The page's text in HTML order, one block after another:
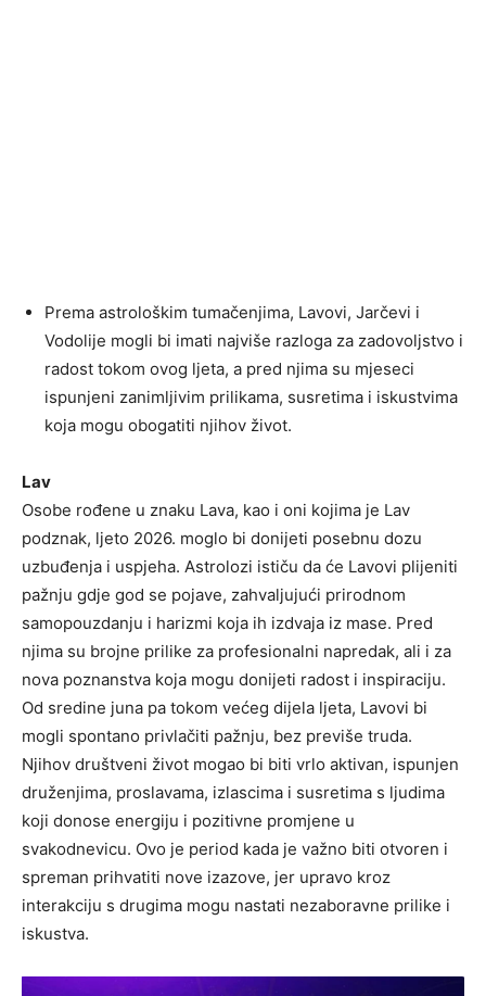
Prema astrološkim tumačenjima, Lavovi, Jarčevi i
Vodolije mogli bi imati najviše razloga za zadovoljstvo i
radost tokom ovog ljeta, a pred njima su mjeseci
ispunjeni zanimljivim prilikama, susretima i iskustvima
koja mogu obogatiti njihov život.
Lav
Osobe rođene u znaku Lava, kao i oni kojima je Lav
podznak, ljeto 2026. moglo bi donijeti posebnu dozu
uzbuđenja i uspjeha. Astrolozi ističu da će Lavovi plijeniti
pažnju gdje god se pojave, zahvaljujući prirodnom
samopouzdanju i harizmi koja ih izdvaja iz mase. Pred
njima su brojne prilike za profesionalni napredak, ali i za
nova poznanstva koja mogu donijeti radost i inspiraciju.
Od sredine juna pa tokom većeg dijela ljeta, Lavovi bi
mogli spontano privlačiti pažnju, bez previše truda.
Njihov društveni život mogao bi biti vrlo aktivan, ispunjen
druženjima, proslavama, izlascima i susretima s ljudima
koji donose energiju i pozitivne promjene u
svakodnevicu. Ovo je period kada je važno biti otvoren i
spreman prihvatiti nove izazove, jer upravo kroz
interakciju s drugima mogu nastati nezaboravne prilike i
iskustva.